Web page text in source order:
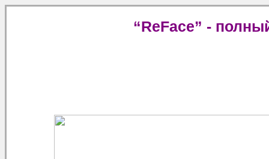
“ReFace” -